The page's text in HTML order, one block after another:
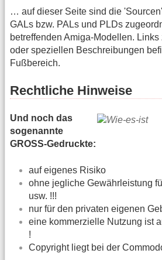
… auf dieser Seite sind die
GALs bzw. PALs und PLDs
betreffenden Amiga-Modellen.
oder speziellen Beschreibungen
Fußbereich.
Rechtliche Hinweise
Und noch das
sogenannte
GROSS-Gedruckte:
auf eigenes Risiko
ohne jegliche Gewährleistung
usw. !!!
nur für den privaten eigenen
eine kommerzielle Nutzung ist
!
Copyright liegt bei der